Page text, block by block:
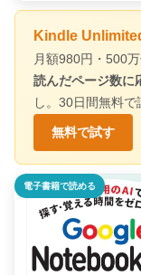
Kindle
月額980円・500
読んだページ数に
し。30日間無料で
無料で試す
電子書籍で読める